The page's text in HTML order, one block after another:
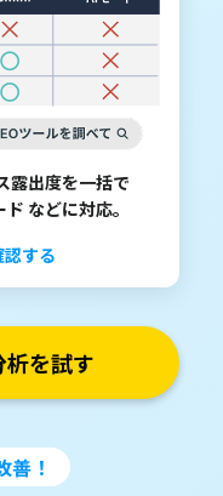
露出度を一括で
などに対応。
する
析を試す
善！